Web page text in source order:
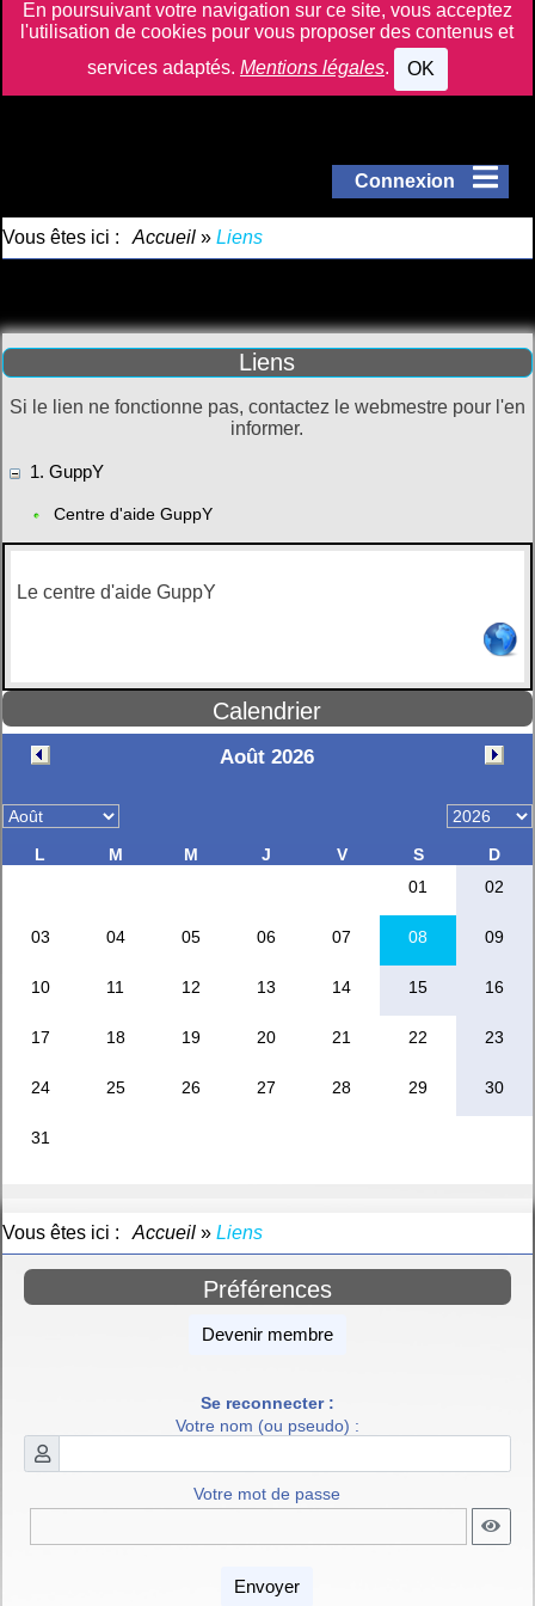
En poursuivant votre navigation sur ce site, vous acceptez
l'utilisation de cookies pour vous proposer des contenus et
services adaptés. Mentions légales. OK
Connexion
Vous êtes ici : Accueil»Liens
Liens
Si le lien ne fonctionne pas, contactez le webmestre pour l'en
informer.
1. GuppY
Centre d'aide GuppY
Le centre d'aide GuppY
Calendrier
Vous êtes ici : Accueil»Liens
Préférences
Devenir membre
Se reconnecter :
Votre nom (ou pseudo) :
Votre mot de passe
Envoyer